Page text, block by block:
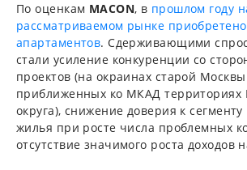
По оценкам MACON, в прошлом году
рассматриваемом рынке
апартаментов. Сдерживающими
стали усиление конкуренции со
проектов (на окраинах старой
приближенных ко МКАД территориях
округа), снижение доверия к
жилья при росте числа проблемных
отсутствие значимого роста доходов